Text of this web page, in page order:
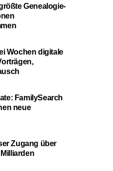
Genealogie-
Wochen digitale
FamilySearch
neue
Zugang über